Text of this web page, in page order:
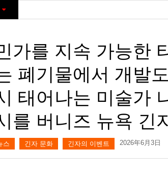
가를 지속 가능한
폐기물에서 개발
태어나는 미술가
를 버니즈 뉴욕 긴
스 긴자 문화 긴자의 이벤트 2026年6月3日